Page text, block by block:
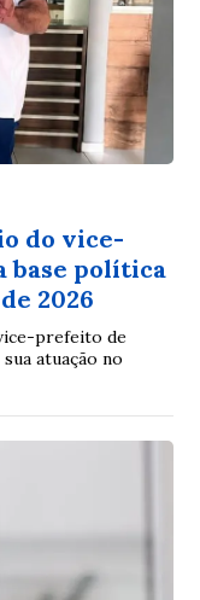
do vice-
base política
2026
prefeito de
atuação no